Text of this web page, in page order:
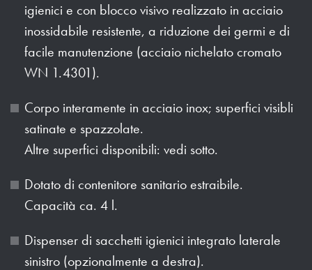
igienici e con blocco visivo realizzato in acciaio
inossidabile resistente, a riduzione dei germi e di
facile manutenzione (acciaio nichelato cromato
WN 1.4301).
Corpo interamente in acciaio inox; superfici visibli
satinate e spazzolate.
Altre superfici disponibili: vedi sotto.
Dotato di contenitore sanitario estraibile.
Capacità ca. 4 l.
Dispenser di sacchetti igienici integrato laterale
sinistro (opzionalmente a destra).